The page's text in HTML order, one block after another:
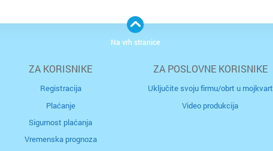
ZA KORISNIKE
Registracija
Plaćanje
Sigurnost plaćanja
Vremenska prognoza
ZA POSLOVNE KORISNIKE
Uključite svoju firmu/obrt u mojkvart
Video produkcija
Na vrh stranice